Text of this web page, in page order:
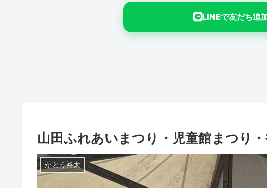
LINEで友だち追
山田ふれあいまつり・児童館まつり
かとう裕太